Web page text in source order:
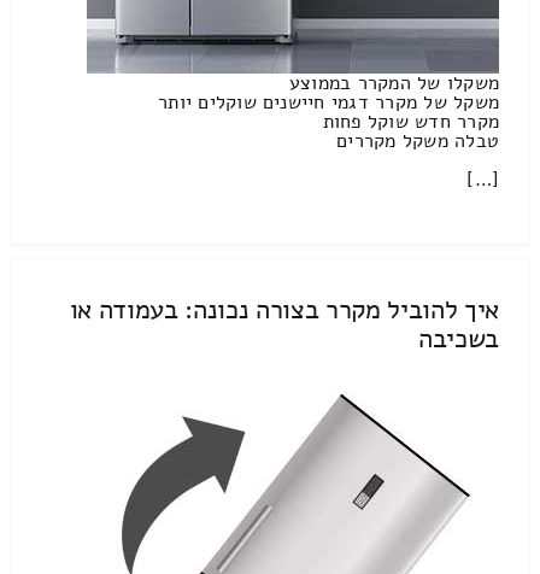
משקלו של המקרר בממוצע
משקל של מקרר דגמי חיישנים שוקלים יותר
מקרר חדש שוקל פחות
טבלה משקל מקררים
[…]
איך להוביל מקרר בצורה נכונה: בעמודה או
בשכיבה